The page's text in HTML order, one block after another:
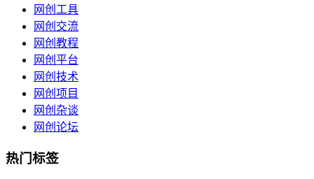
网创工具
网创交流
网创教程
网创平台
网创技术
网创项目
网创杂谈
网创论坛
热门标签